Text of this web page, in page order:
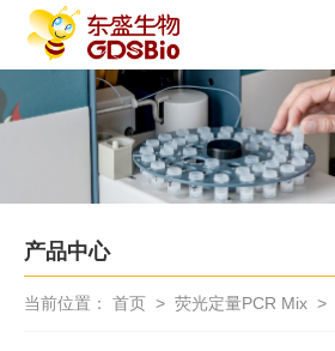
产品中心
当前位置： 首页 > 荧光定量PCR Mix >